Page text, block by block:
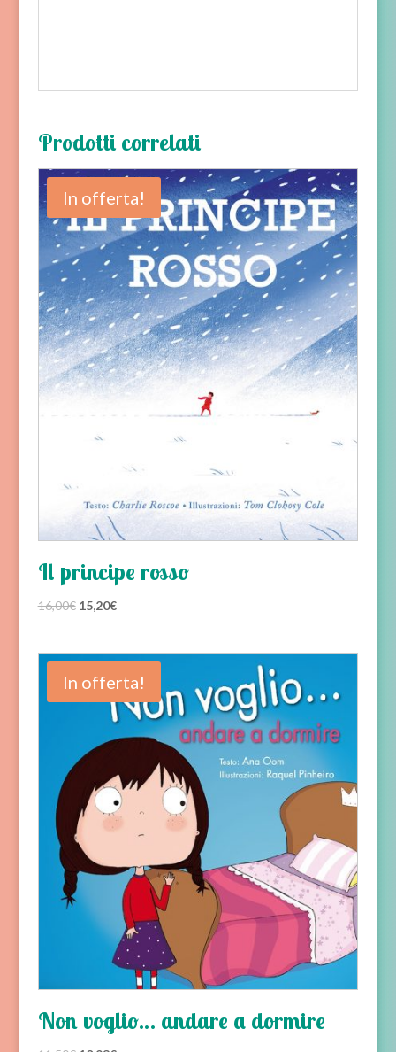
Prodotti correlati
In offerta!
Il principe rosso
16,00€ Il
era:
16,00€.
15,20€Il
è:
15,20€.
In offerta!
Non voglio… andare a dormire